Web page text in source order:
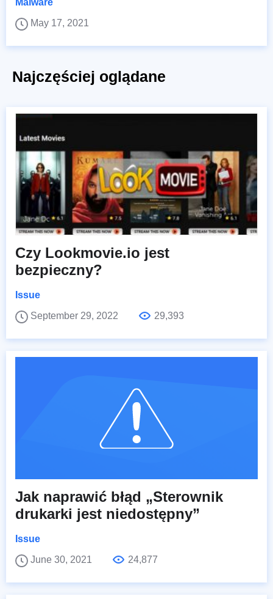
May 17, 2021
Najczęściej oglądane
Czy Lookmovie.io jest
bezpieczny?
Issue
September 29, 2022
29,393
Jak naprawić błąd „Sterownik
drukarki jest niedostępny”
Issue
June 30, 2021
24,877